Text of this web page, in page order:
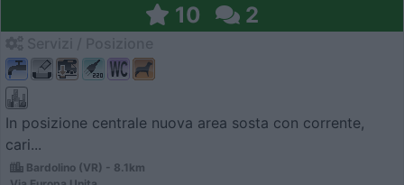
10 2
In posizione centrale nuova area sosta con corrente,
cari...
Bardolino (VR) - 8.1km